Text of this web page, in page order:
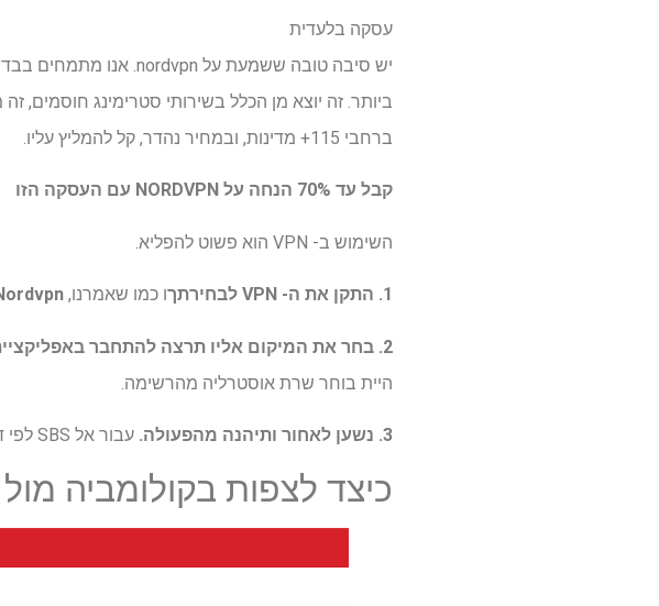
עסקה בלעדית
ברחבי 115+ מדינות, ובמחיר נהדר, קל להמליץ ​​עליו.
קבל עד 70% הנחה על NORDVPN עם העסקה הזו
השימוש ב- VPN הוא פשוט להפליא.
1. התקן את ה- VPN לבחירתך ו כמו שאמרנו,
2. בחר את המיקום אליו תרצה להתחבר באפליקציית VPN.
היית בוחר שרת אוסטרליה מהרשימה.
3. נשען לאחור ותיהנה מהפעולה. עבור אל SBS לפי דרישה ותיהנו!
כיצד לצפות בקולומביה